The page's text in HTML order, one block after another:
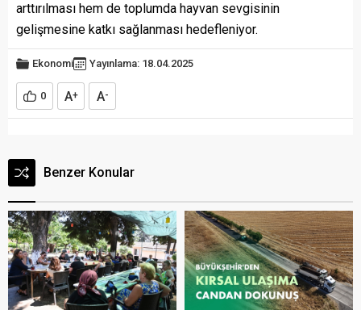
arttırılması hem de toplumda hayvan sevgisinin
gelişmesine katkı sağlanması hedefleniyor.
Ekonomi Yayınlama: 18.04.2025
0 A+ A-
Benzer Konular